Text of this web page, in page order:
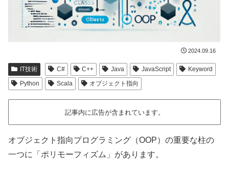
2024.09.16
IT技術 C# C++ Java JavaScript
Keyword
Python
Scala オブジェクト指向
記事内に広告が含まれています。
オブジェクト指向プログラミング（OOP）の重要な柱の
一つに「ポリモーフィズム」があります。